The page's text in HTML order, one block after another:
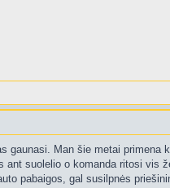
Man šie metai
suolelio o komanda ritosi
pabaigos, gal susilpnės